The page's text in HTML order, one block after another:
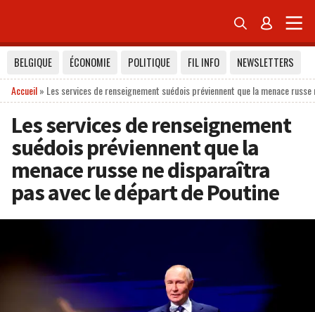
 
BELGIQUE ÉCONOMIE POLITIQUE FIL INFO
NEWSLETTERS
Accueil» Les services de renseignement suédois préviennent que la menace
Les services de renseignement
suédois préviennent que la
menace russe ne disparaîtra
pas avec le départ de Poutine